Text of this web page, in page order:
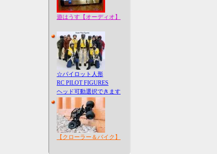
遊はうす【オーディオ】
☆パイロット人形
RC PILOT FIGURES
ヘッド可動選択できます
【クローラー＆バイク】